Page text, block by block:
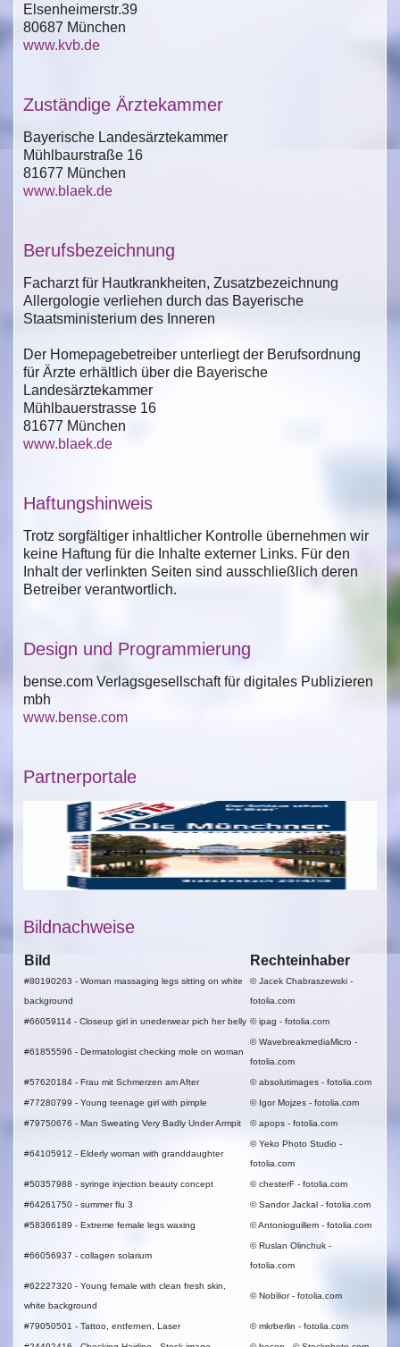
Elsenheimerstr.39
80687 München
www.kvb.de
Zuständige Ärztekammer
Bayerische Landesärztekammer
Mühlbaurstraße 16
81677 München
www.blaek.de
Berufsbezeichnung
Facharzt für Hautkrankheiten, Zusatzbezeichnung
Allergologie verliehen durch das Bayerische
Staatsministerium des Inneren
Der Homepagebetreiber unterliegt der Berufsordnung
für Ärzte erhältlich über die Bayerische
Landesärztekammer
Mühlbauerstrasse 16
81677 München
www.blaek.de
Haftungshinweis
Trotz sorgfältiger inhaltlicher Kontrolle übernehmen wir
keine Haftung für die Inhalte externer Links. Für den
Inhalt der verlinkten Seiten sind ausschließlich deren
Betreiber verantwortlich.
Design und Programmierung
bense.com Verlagsgesellschaft für digitales Publizieren
mbh
www.bense.com
Partnerportale
Bildnachweise
Bild Rechteinhaber
#80190263 - Woman massaging legs sitting on white
background
© Jacek Chabraszewski -
fotolia.com
#66059114 - Closeup girl in unederwear pich her belly © ipag - fotolia.com
#61855596 - Dermatologist checking mole on woman
© WavebreakmediaMicro -
fotolia.com
#57620184 - Frau mit Schmerzen am After © absolutimages - fotolia.com
#77280799 - Young teenage girl with pimple © Igor Mojzes - fotolia.com
#79750676 - Man Sweating Very Badly Under Armpit © apops - fotolia.com
#64105912 - Elderly woman with granddaughter
© Yeko Photo Studio -
fotolia.com
#50357988 - syringe injection beauty concept © chesterF - fotolia.com
#64261750 - summer flu 3 © Sandor Jackal - fotolia.com
#58366189 - Extreme female legs waxing © Antonioguillem - fotolia.com
#66056937 - collagen solarium
© Ruslan Olinchuk -
fotolia.com
#62227320 - Young female with clean fresh skin,
white background
© Nobilior - fotolia.com
#79050501 - Tattoo, entfernen, Laser © mkrberlin - fotolia.com